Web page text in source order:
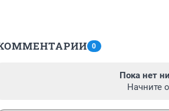
0
Пока нет
Начните